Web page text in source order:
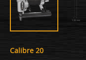
Calibre 20